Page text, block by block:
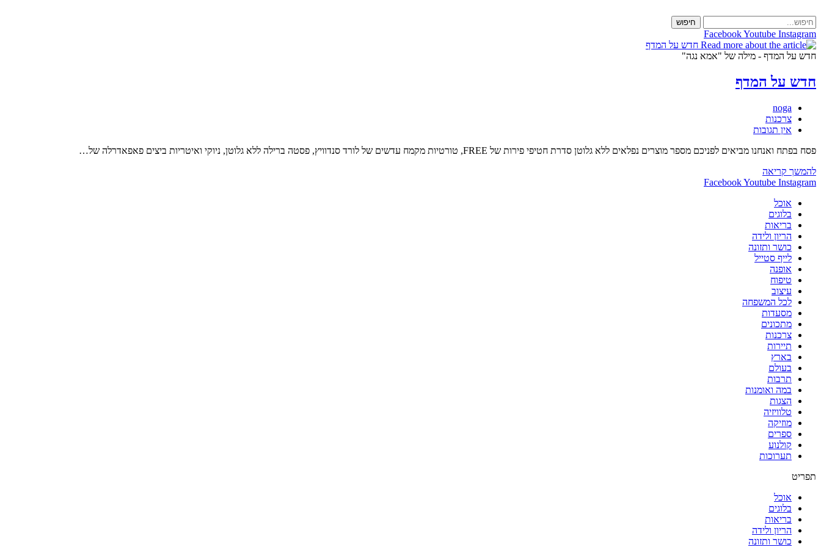
to
content
חיפוש
FacebookYoutube Instagram
חדש על המדף - מילה של "אמא נגה"
חדש על המדף
מחבר:
noga
קטגוריה:
צרכנות
תגובות:
אין תגובות
פסח בפתח ואנחנו מביאים לפניכם מספר מוצרים נפלאים ללא גלוטן סדרת חטיפי פירות של FREE, טורטיות מקמח עדשים של לורד סנדוויץ, פסטה ברילה ללא גלוטן, ניוקי ואיטריות ביצים פאפאדרלה של…
להמשך קריאהחדש
על
FacebookYoutube Instagram
אוכל
בלוגים
בריאות
הריון ולידה
כושר ותזונה
לייף סטייל
אופנה
טיפוח
עיצוב
לכל המשפחה
מסעדות
מתכונים
צרכנות
תיירות
בארץ
בעולם
תרבות
במה ואומנות
הצגות
טלוויזיה
מוזיקה
ספרים
קולנוע
תערוכות
תפריט
אוכל
בלוגים
בריאות
הריון ולידה
כושר ותזונה